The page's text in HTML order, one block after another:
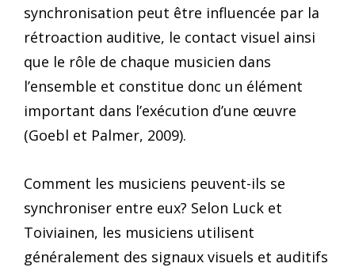
synchronisation peut être influencée par la
rétroaction auditive, le contact visuel ainsi
que le rôle de chaque musicien dans
l’ensemble et constitue donc un élément
important dans l’exécution d’une œuvre
(Goebl et Palmer, 2009).
Comment les musiciens peuvent-ils se
synchroniser entre eux? Selon Luck et
Toiviainen, les musiciens utilisent
généralement des signaux visuels et auditifs